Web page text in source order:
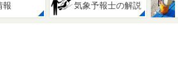
報 気象予報士の解説